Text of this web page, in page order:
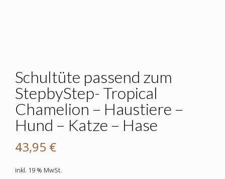
Schultüte passend zum
StepbyStep- Tropical
Chamelion – Haustiere –
Hund – Katze – Hase
43,95 €
inkl. 19 % MwSt.